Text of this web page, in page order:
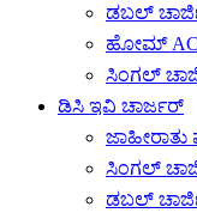
ಡಬಲ್
ಹೋಮ್ AC
ಸಿಂಗಲ್
ಡಿಸಿ ಇವಿ ಚಾರ್ಜರ್
ಸಿಂಗಲ್
ಡಬಲ್